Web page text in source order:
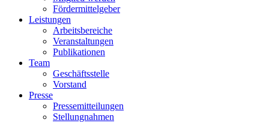
Fördermittelgeber
Leistungen
Arbeitsbereiche
Veranstaltungen
Publikationen
Team
Geschäftsstelle
Vorstand
Presse
Pressemitteilungen
Stellungnahmen